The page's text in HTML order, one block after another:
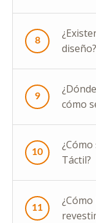
8
diseño?
9
cómo
10
Táctil?
11